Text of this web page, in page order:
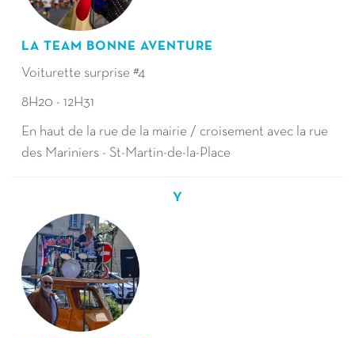
LA TEAM BONNE AVENTURE
Voiturette surprise #4
8H20 - 12H31
En haut de la rue de la mairie / croisement avec la rue
des Mariniers - St-Martin-de-la-Place
Y